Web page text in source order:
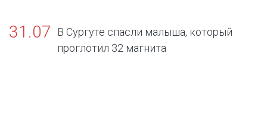
31.07
В Сургуте спасли малыша, который
проглотил 32 магнита